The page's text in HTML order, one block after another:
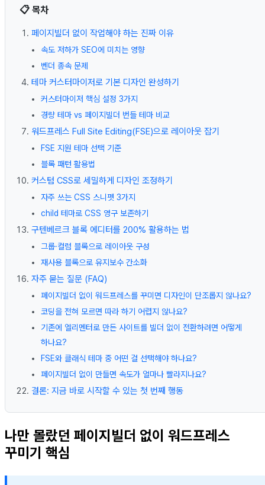
📋 목차
페이지빌더 없이 작업해야 하는 진짜 이유
속도 저하가 SEO에 미치는 영향
벤더 종속 문제
테마 커스터마이저로 기본 디자인 완성하기
커스터마이저 핵심 설정 3가지
경량 테마 vs 페이지빌더 번들 테마 비교
워드프레스 Full Site Editing(FSE)으로 레이아웃 잡기
FSE 지원 테마 선택 기준
블록 패턴 활용법
커스텀 CSS로 세밀하게 디자인 조정하기
자주 쓰는 CSS 스니펫 3가지
child 테마로 CSS 영구 보존하기
구텐베르크 블록 에디터를 200% 활용하는 법
그룹·컬럼 블록으로 레이아웃 구성
재사용 블록으로 유지보수 간소화
자주 묻는 질문 (FAQ)
페이지빌더 없이 워드프레스를 꾸미면 디자인이 단조롭지 않나요?
코딩을 전혀 모르면 따라 하기 어렵지 않나요?
기존에 엘리멘터로 만든 사이트를 빌더 없이 전환하려면 어떻게
하나요?
FSE와 클래식 테마 중 어떤 걸 선택해야 하나요?
페이지빌더 없이 만들면 속도가 얼마나 빨라지나요?
결론: 지금 바로 시작할 수 있는 첫 번째 행동
나만 몰랐던 페이지빌더 없이 워드프레스
꾸미기 핵심